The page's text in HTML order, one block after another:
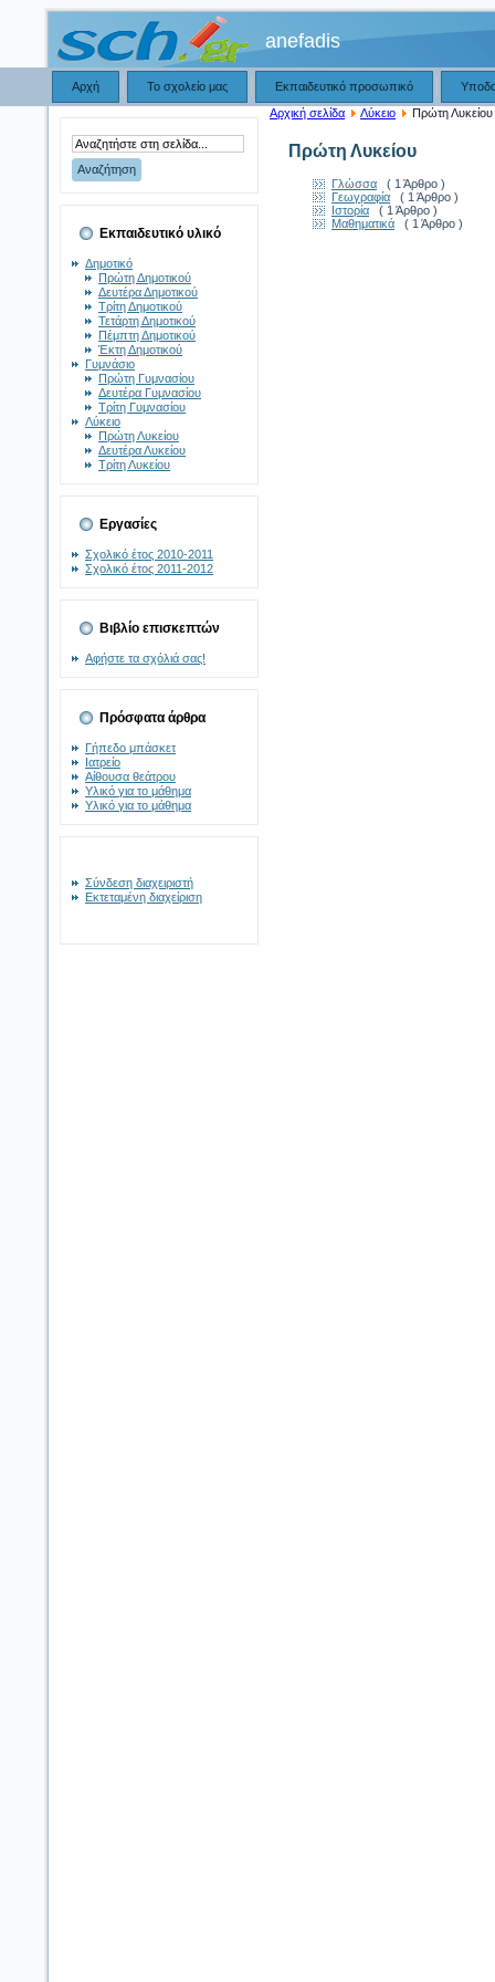
anefadis
Αρχή Το σχολείο μας Εκπαιδευτικό προσωπικό
Εκπαιδευτικό υλικό
Δημοτικό
Πρώτη Δημοτικού
Δευτέρα Δημοτικού
Τρίτη Δημοτικού
Τετάρτη Δημοτικού
Πέμπτη Δημοτικού
Έκτη Δημοτικού
Γυμνάσιο
Πρώτη Γυμνασίου
Δευτέρα Γυμνασίου
Τρίτη Γυμνασίου
Λύκειο
Πρώτη Λυκείου
Δευτέρα Λυκείου
Τρίτη Λυκείου
Εργασίες
Σχολικό έτος 2010-2011
Σχολικό έτος 2011-2012
Βιβλίο επισκεπτών
Αφήστε τα σχόλιά σας!
Πρόσφατα άρθρα
Γήπεδο μπάσκετ
Ιατρείο
Αίθουσα θεάτρου
Υλικό για το μάθημα
Υλικό για το μάθημα
Σύνδεση διαχειριστή
Εκτεταμένη διαχείριση
Αρχική σελίδα Λύκειο Πρώτη Λυκείου
Πρώτη Λυκείου
Γλώσσα
( 1 Άρθρο )
Γεωγραφία
( 1 Άρθρο )
Ιστορία
( 1 Άρθρο )
Μαθηματικά
( 1 Άρθρο )